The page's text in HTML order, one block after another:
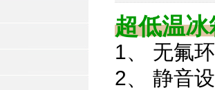
超低
1、 无氟
2、 静音